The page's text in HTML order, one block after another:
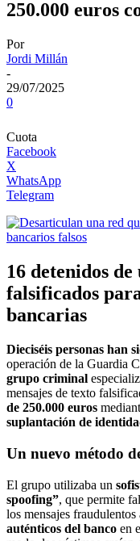
250.000 euros
Por
Jordi Millán
-
29/07/2025
0
Cuota
Facebook
X
WhatsApp
Telegram
16 detenidos
falsificados
bancarias
Dieciséis personas han
operación de la Guardia
grupo criminal
mensajes de texto
de 250.000 euros
suplantación de
Un nuevo método
El grupo utilizaba un
spoofing”, que permite
los mensajes fraudulentos
auténticos del banco en